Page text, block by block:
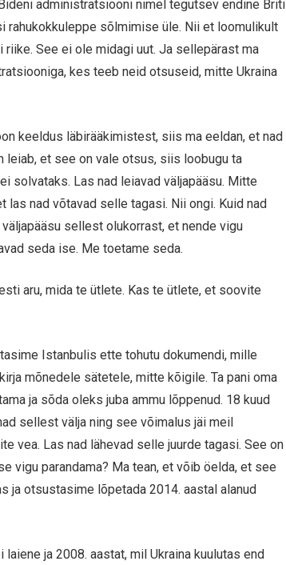
administratsiooni nimel tegutsev endine Briti
rahukokkuleppe sõlmimise üle. Nii et loomulikult
See ei ole midagi uut. Ja sellepärast ma
kes teeb neid otsuseid, mitte Ukraina
keeldus läbirääkimistest, siis ma eeldan, et nad
leiab, et see on vale otsus, siis loobugu ta
solvataks. Las nad leiavad väljapääsu. Mitte
nad võtavad selle tagasi. Nii ongi. Kuid nad
sellest olukorrast, et nende vigu
seda ise. Me toetame seda.
aru, mida te ütlete. Kas te ütlete, et soovite
Istanbulis ette tohutu dokumendi, mille
mõnedele sätetele, mitte kõigile. Ta pani oma
ja sõda oleks juba ammu lõppenud. 18 kuud
sellest välja ning see võimalus jäi meil
vea. Las nad lähevad selle juurde tagasi. See on
vigu parandama? Ma tean, et võib öelda, et see
ja otsustasime lõpetada 2014. aastal alanud
ja 2008. aastat, mil Ukraina kuulutas end